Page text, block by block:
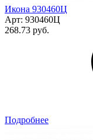
Икона 930460Ц
Арт: 930460Ц
268.73 руб.
Подробнее